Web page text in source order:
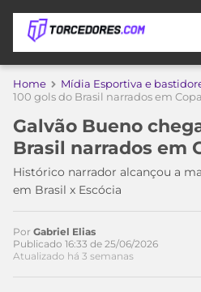
APOSTAS
DE
APOSTA
MELHORES
SITES
DE
APOSTAS
2026
COPA
DO
MUNDO
TIMES
MEU
CAMPEONATOS
Home Mídia Esportiva e
100 gols do Brasil narrados em
Galvão Bueno
Brasil narrados em
Histórico narrador alcançou a
em Brasil x Escócia
Por Gabriel Elias
Publicado 16:33 de 25/06/2026
Atualizado há 3 semanas